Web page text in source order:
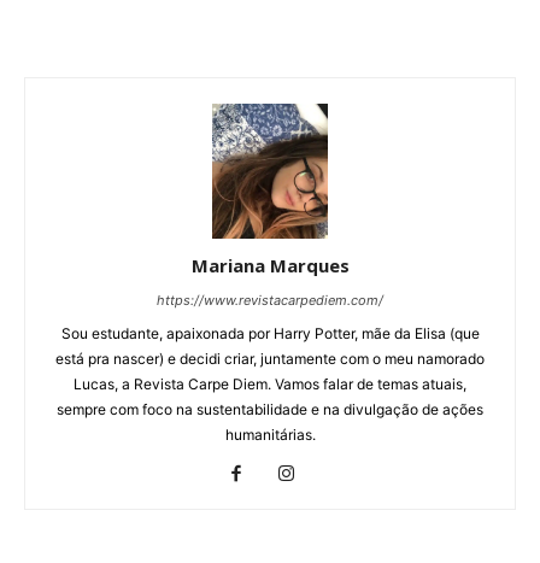
Mariana Marques
https://www.revistacarpediem.com/
Sou estudante, apaixonada por Harry Potter, mãe da Elisa (que
está pra nascer) e decidi criar, juntamente com o meu namorado
Lucas, a Revista Carpe Diem. Vamos falar de temas atuais,
sempre com foco na sustentabilidade e na divulgação de ações
humanitárias.